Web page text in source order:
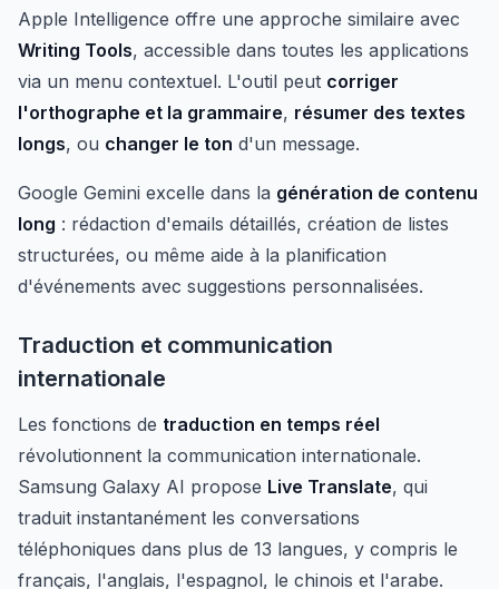
Apple Intelligence offre une approche similaire avec
Writing Tools, accessible dans toutes les applications
via un menu contextuel. L'outil peut corriger
l'orthographe et la grammaire, résumer des textes
longs, ou changer le ton d'un message.
Google Gemini excelle dans la génération de contenu
long : rédaction d'emails détaillés, création de listes
structurées, ou même aide à la planification
d'événements avec suggestions personnalisées.
Traduction et communication
internationale
Les fonctions de traduction en temps réel
révolutionnent la communication internationale.
Samsung Galaxy AI propose Live Translate, qui
traduit instantanément les conversations
téléphoniques dans plus de 13 langues, y compris le
français, l'anglais, l'espagnol, le chinois et l'arabe.